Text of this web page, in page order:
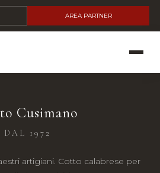
AREA PARTNER
Cusimano
DAL 1972
artigiani. Cotto calabrese per